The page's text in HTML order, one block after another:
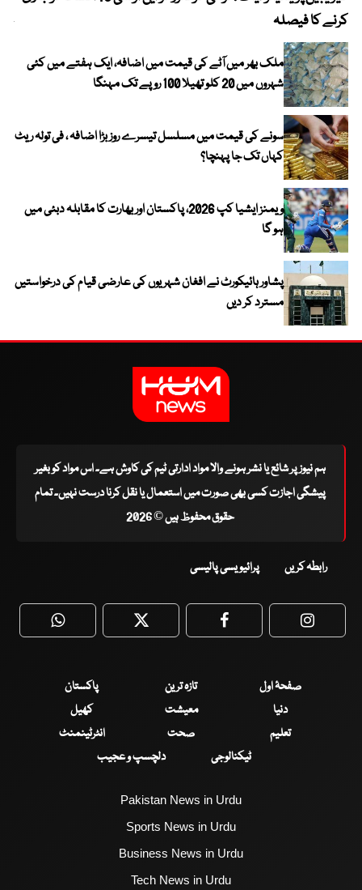
کرنے کا فیصلہ
ملک بھر میں آٹے کی قیمت میں اضافہ، ایک ہفتے میں کئی
شہروں میں 20 کلو تھیلا 100 روپے تک مہنگا
سونے کی قیمت میں مسلسل تیسرے روز بڑا اضافہ ، فی تولہ ریٹ
کہاں تک جا پہنچا؟
ویمنز ایشیا کپ 2026، پاکستان اور بھارت کا مقابلہ دبئی میں
ہو گا
پشاور ہائیکورٹ نے افغان شہریوں کی عارضی قیام کی درخواستیں
مسترد کر دیں
ہم نیوز پر شائع یا نشر ہونے والا مواد ادارتی ٹیم کی کاوش ہے۔ اس مواد کو بغیر
پیشگی اجازت کسی بھی صورت میں استعمال یا نقل کرنا درست نہیں۔ تمام
حقوق محفوظ ہیں © 2026
رابطہ کریں پرائیویسی پالیسی
WhatsApp Twitter Facebook
صفحۂ اول تازہ ترین
پاکستان
دنیا
معیشت
کھیل
تعلیم
صحت
انٹرٹینمنٹ
ٹیکنالوجی
دلچسپ و عجیب
Pakistan News in Urdu
Sports News in Urdu
Business News in Urdu
Tech News in Urdu